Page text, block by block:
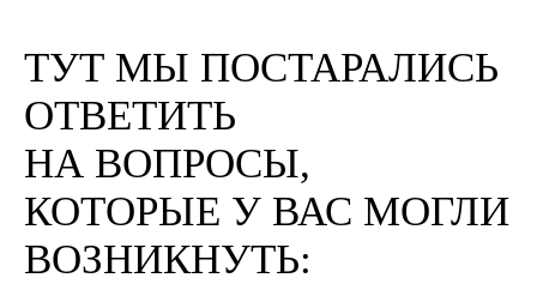
ТУТ МЫ ПОСТАРАЛИСЬ
ОТВЕТИТЬ
НА ВОПРОСЫ,
КОТОРЫЕ У ВАС МОГЛИ
ВОЗНИКНУТЬ: